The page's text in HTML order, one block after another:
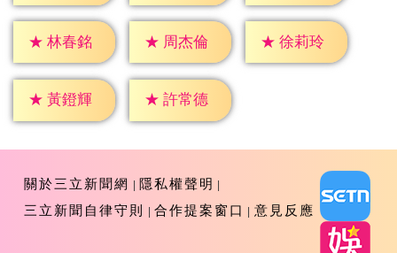
★ 林春銘 ★ 周杰倫 ★ 徐莉玲
★ 黃鐙輝 ★ 許常德
關於三立新聞網
隱私權聲明
三立新聞自律守則
合作提案窗口 意見反應